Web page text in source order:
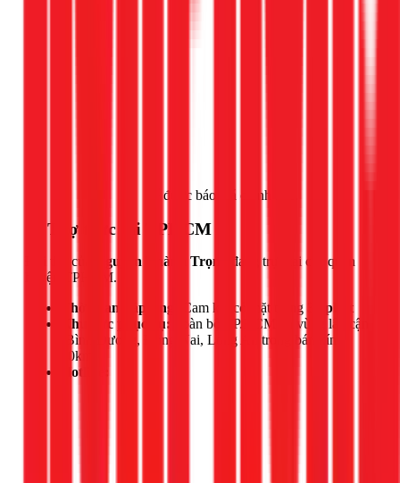
để được báo giá chính xác.
📍 Thợ trực tại TPHCM
Đội thợ của Nguyễn Thành Trọng
đang trực tại các quận
huyện TPHCM.
Thời gian đáp ứng:
Cam kết có mặt trong
30 phút
Khu vực phục vụ:
Toàn bộ TP.HCM và vùng lân cận
(Bình Dương, Đồng Nai, Long An trong bán kính
50km)
Hotline: